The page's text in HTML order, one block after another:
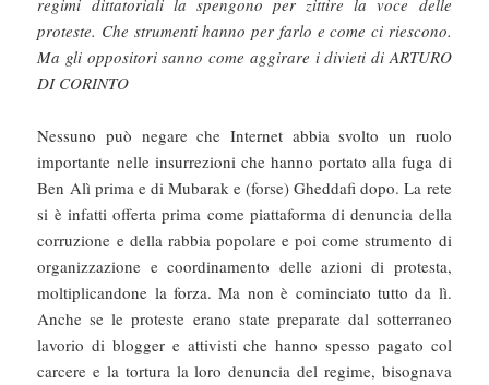
regimi dittatoriali la spengono per zittire la voce delle
proteste. Che strumenti hanno per farlo e come ci riescono.
Ma gli oppositori sanno come aggirare i divieti di ARTURO
DI CORINTO
Nessuno può negare che Internet abbia svolto un ruolo
importante nelle insurrezioni che hanno portato alla fuga di
Ben Alì prima e di Mubarak e (forse) Gheddafi dopo. La rete
si è infatti offerta prima come piattaforma di denuncia della
corruzione e della rabbia popolare e poi come strumento di
organizzazione e coordinamento delle azioni di protesta,
moltiplicandone la forza. Ma non è cominciato tutto da lì.
Anche se le proteste erano state preparate dal sotterraneo
lavorio di blogger e attivisti che hanno spesso pagato col
carcere e la tortura la loro denuncia del regime, bisognava